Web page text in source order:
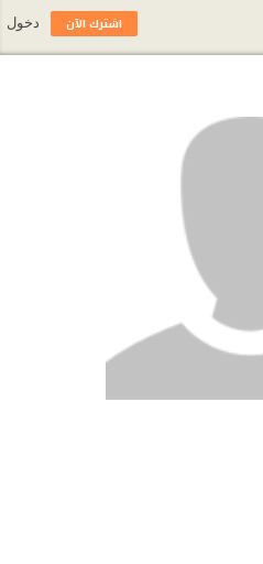
اشترك الآن دخول